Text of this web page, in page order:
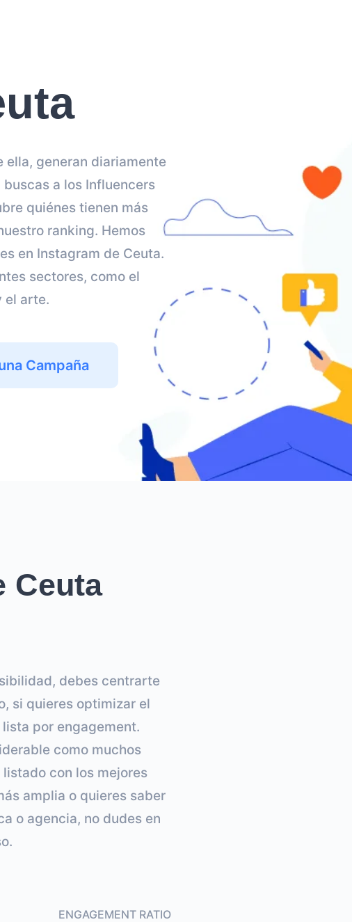
ella, generan diariamente
a los Influencers
quiénes tienen más
ranking. Hemos
en Instagram de Ceuta.
sectores, como el
el arte.
Campaña
Ceuta
debes centrarte
si quieres optimizar el
por engagement.
como muchos
con los mejores
amplia o quieres saber
o agencia, no dudes en
ENGAGEMENT RATIO